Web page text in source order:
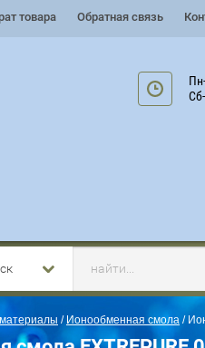
товара Обратная связь
/ Ионообменная смола /